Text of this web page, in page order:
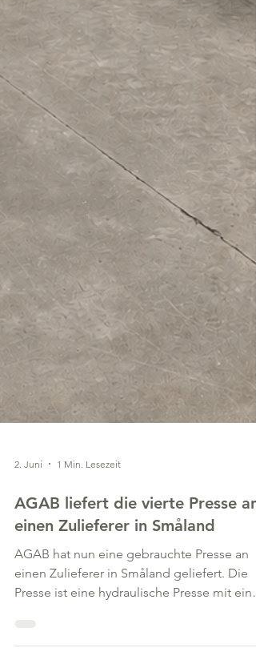
2. Juni 1 Min. Lesezeit
AGAB liefert die vierte Presse an
einen Zulieferer in Småland
AGAB hat nun eine gebrauchte Presse an
einen Zulieferer in Småland geliefert. Die
Presskraft von 400 Tonnen. Durch die Wahl